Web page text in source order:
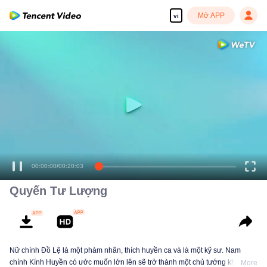
vi Mở APP
00:00:00/00:20:03
Quyến Tư Lượng
Nữ chính Đồ Lệ là một phàm nhân, thích huyền ca và là một kỹ sư. Nam
chính Kính Huyền có ước muốn lớn lên sẽ trở thành một chủ tướng khí thế.More